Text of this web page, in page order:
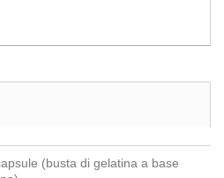
(busta di gelatina a base